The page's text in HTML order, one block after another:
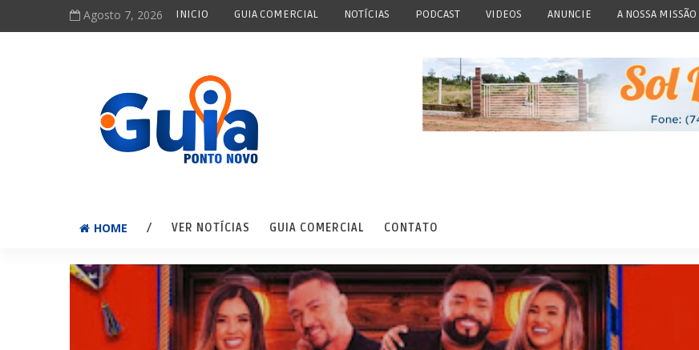
Agosto 7, 2026 INICIO GUIA COMERCIAL NOTÍCIAS PODCAST VIDEOS ANUNCIE A NOSSA MISSÃO
HOME / VER NOTÍCIAS GUIA COMERCIAL CONTATO